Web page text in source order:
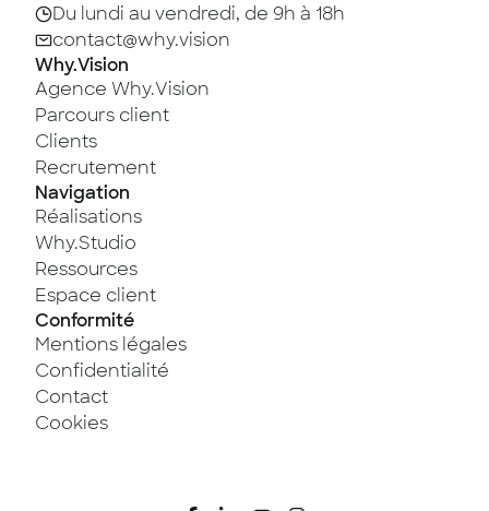
Du lundi au vendredi, de 9h à 18h
contact@why.vision
Why.Vision
Agence Why.Vision
Parcours client
Clients
Recrutement
Navigation
Réalisations
Why.Studio
Ressources
Espace client
Conformité
Mentions légales
Confidentialité
Contact
Cookies